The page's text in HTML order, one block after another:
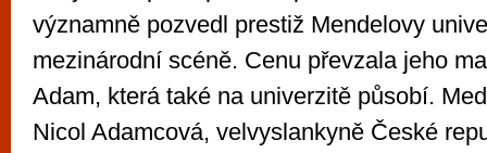
významně pozvedl prestiž Mendelovy
mezinárodní scéně. Cenu převzala jeho
Adam, která také na univerzitě působí.
Nicol Adamcová, velvyslankyně České